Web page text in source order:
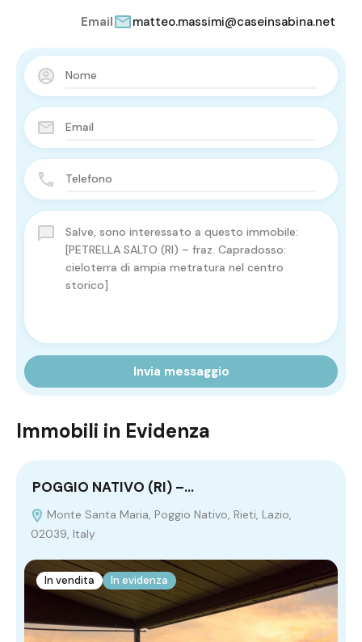
Email matteo.massimi@caseinsabina.net
Invia messaggio
Immobili in Evidenza
POGGIO NATIVO (RI) –…
Monte Santa Maria, Poggio Nativo, Rieti, Lazio,
02039, Italy
In vendita In evidenza